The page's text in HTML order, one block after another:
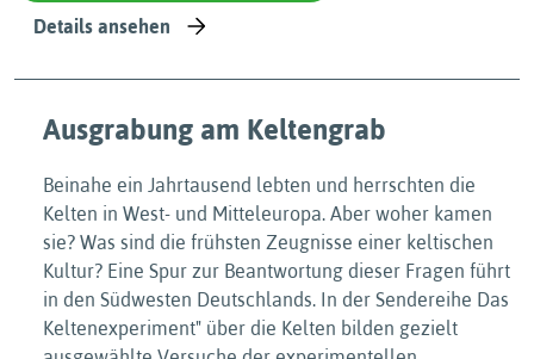
Details ansehen
Ausgrabung am Keltengrab
Beinahe ein Jahrtausend lebten und herrschten die
Kelten in West- und Mitteleuropa. Aber woher kamen
sie? Was sind die frühsten Zeugnisse einer keltischen
Kultur? Eine Spur zur Beantwortung dieser Fragen führt
in den Südwesten Deutschlands. In der Sendereihe Das
Keltenexperiment" über die Kelten bilden gezielt